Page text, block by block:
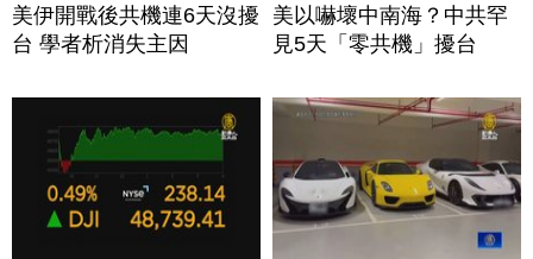
美伊開戰後共機連6天沒擾
台 學者析消失主因
美以嚇壞中南海？中共罕
見5天「零共機」擾台